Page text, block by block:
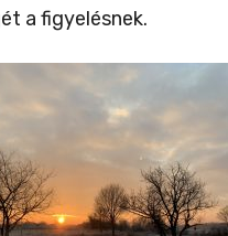
a figyelésnek.